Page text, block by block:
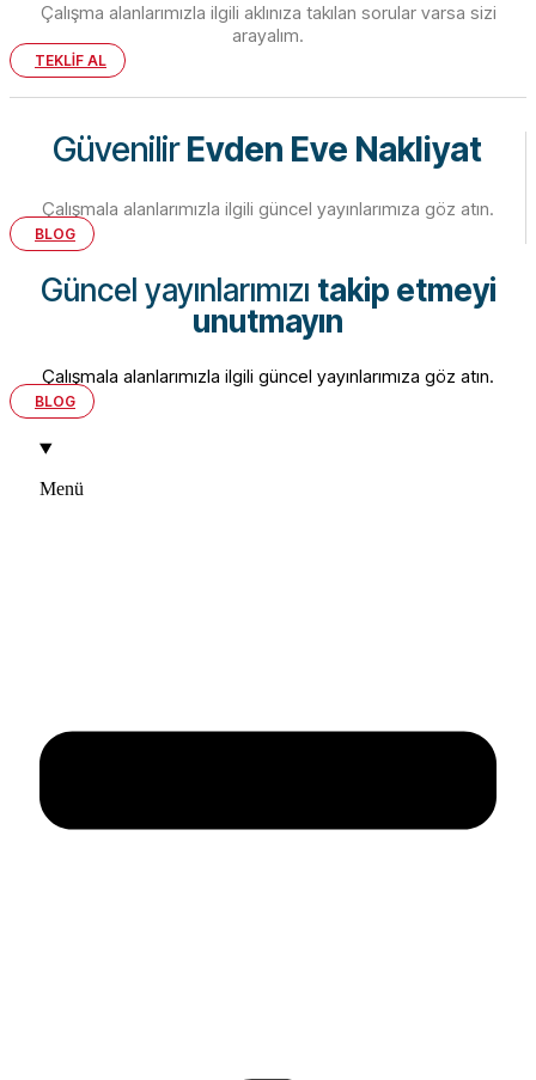
Çalışma alanlarımızla ilgili aklınıza takılan sorular varsa sizi
arayalım.
TEKLİF AL
GüvenilirEvden Eve Nakliyat
Çalışmala alanlarımızla ilgili güncel yayınlarımıza göz atın.
BLOG
Güncel yayınlarımızı takip etmeyi
unutmayın
Çalışmala alanlarımızla ilgili güncel yayınlarımıza göz atın.
BLOG
Menü